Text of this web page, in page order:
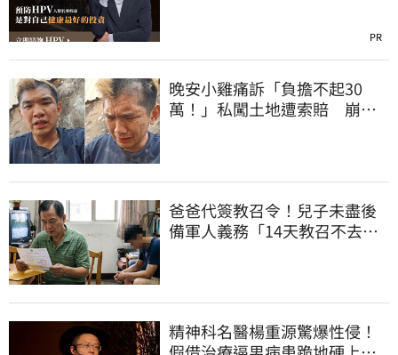
PR
晚安小雞痛訴「負擔不起30
萬！」私闖土地遭索賠 崩
爸爸代簽教召令！兒子未盡後
備軍人義務「14天教召不去」
精神科名醫楊重源驚爆性侵！